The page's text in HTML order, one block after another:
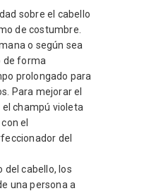
sobre el cabello
de costumbre.
o según sea
de forma
prolongado para
Para mejorar el
champú violeta
el
del
del cabello, los
una persona a